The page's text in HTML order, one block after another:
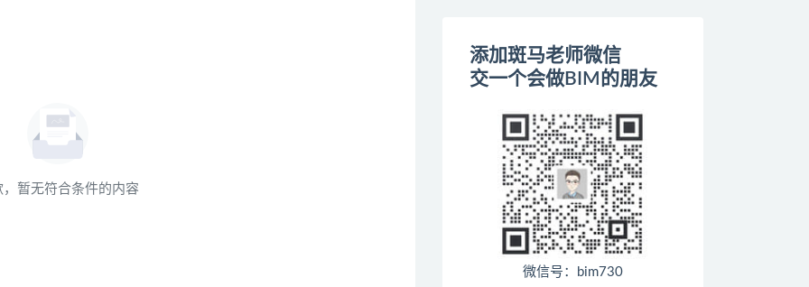
，暂无符合条件的内容
添加斑马老师微信
交一个会做BIM的朋友
微信号：bim730